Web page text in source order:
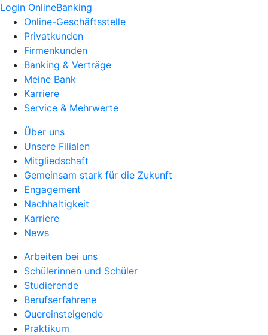
Login OnlineBanking
Online-Geschäftsstelle
Privatkunden
Firmenkunden
Banking & Verträge
Meine Bank
Karriere
Service & Mehrwerte
Über uns
Unsere Filialen
Mitgliedschaft
Gemeinsam stark für die Zukunft
Engagement
Nachhaltigkeit
Karriere
News
Arbeiten bei uns
Schülerinnen und Schüler
Studierende
Berufserfahrene
Quereinsteigende
Praktikum